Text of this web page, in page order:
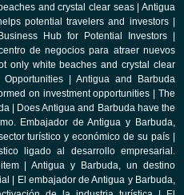
and crystal clear seas| Antigua
potential travelers and investors|
Hub for Potential Investors|
de negocios para atraer nuevos
only white beaches and crystal clear
| Antigua and Barbuda
on investment opportunities
The
|
Does Antigua and Barbuda have the
Embajador de Antigua y Barbuda,
turístico y económico de su país|
ligado al desarrollo empresarial.
|Antigua y Barbuda, un destino
El embajador de Antigua y Barbuda,